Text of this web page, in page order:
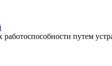
путем